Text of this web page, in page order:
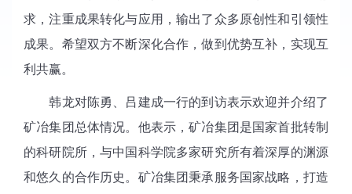
求，注重成果转化与应用，输出了众多原创性和引领性
成果。希望双方不断深化合作，做到优势互补，实现互
利共赢。
韩龙对陈勇、吕建成一行的到访表示欢迎并介绍了
矿冶集团总体情况。他表示，矿冶集团是国家首批转制
的科研院所，与中国科学院多家研究所有着深厚的渊源
和悠久的合作历史。矿冶集团秉承服务国家战略，打造